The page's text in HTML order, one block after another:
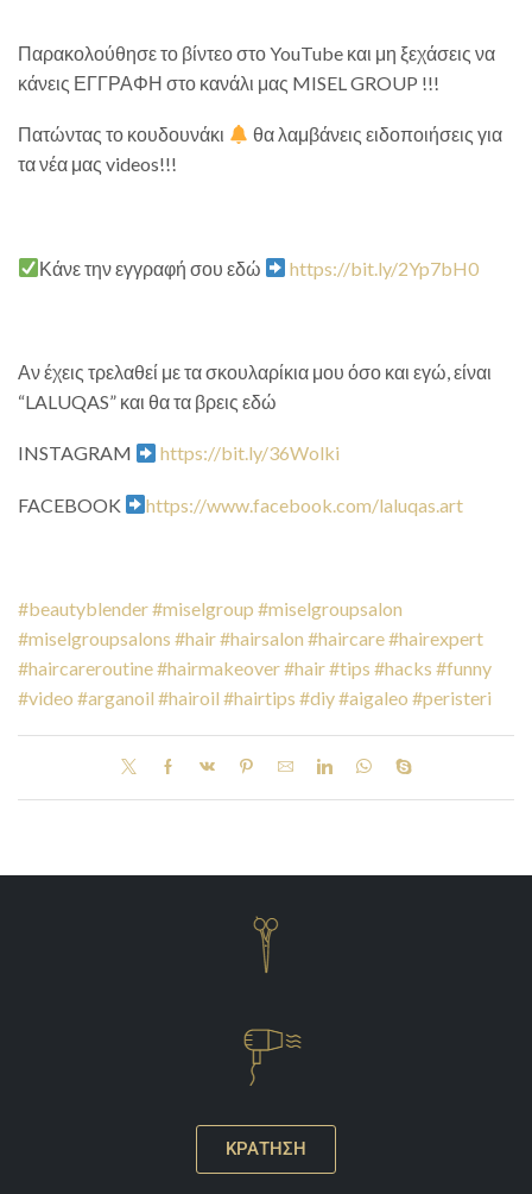
Παρακολούθησε το βίντεο στο YouTube και μη ξεχάσεις να
κάνεις ΕΓΓΡΑΦΗ στο κανάλι μας MISEL GROUP !!!
Πατώντας το κουδουνάκι
θα λαμβάνεις ειδοποιήσεις για
τα νέα μας videos!!!
Κάνε την εγγραφή σου εδώ https://bit.ly/2Yp7bH0
Αν έχεις τρελαθεί με τα σκουλαρίκια μου όσο και εγώ, είναι
“LALUQAS” και θα τα βρεις εδώ
INSTAGRAM https://bit.ly/36Wolki
FACEBOOK https://www.facebook.com/laluqas.art
#beautyblender#miselgroup #miselgroupsalon
#miselgroupsalons #hair#hairsalon #haircare#hairexpert
#haircareroutine#hairmakeover#hair#tips #hacks #funny
#video #arganoil #hairoil #hairtips #diy#aigaleo #peristeri
ΚΡΑΤΗΣΗ